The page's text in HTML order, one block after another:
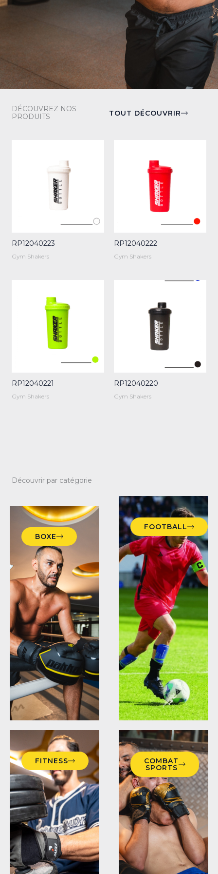
DÉCOUVREZ NOS
PRODUITS
TOUT DÉCOUVRIR
RP12040223
Gym Shakers
RP12040222
Gym Shakers
RP12040221
Gym Shakers
RP12040220
Gym Shakers
Découvrir par catégorie
BOXE
FOOTBALL
FITNESS COMBAT
SPORTS